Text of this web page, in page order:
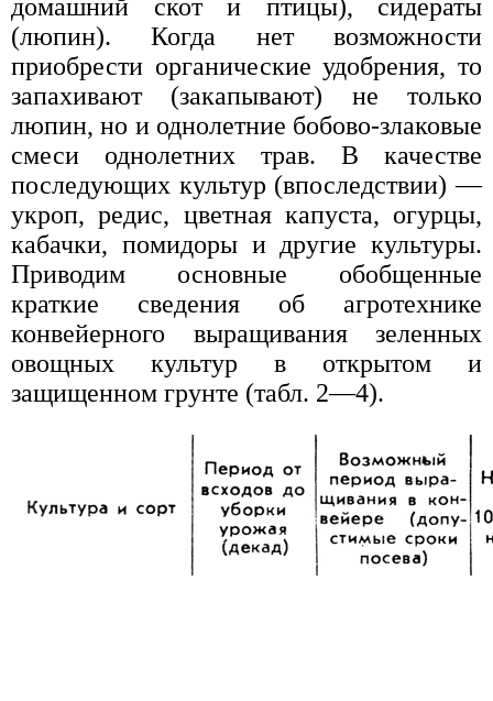
домашний скот и птицы), сидераты
(люпин). Когда нет возможности
приобрести органические удобрения, то
запахивают (закапывают) не только
люпин, но и однолетние бобово-злаковые
смеси однолетних трав. В качестве
последующих культур (впоследствии) —
укроп, редис, цветная капуста, огурцы,
кабачки, помидоры и другие культуры.
Приводим основные обобщенные
краткие сведения об агротехнике
конвейерного выращивания зеленных
овощных культур в открытом и
защищенном грунте (табл. 2—4).